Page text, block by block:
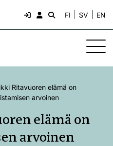
FI SV EN
Ritavuoren elämä on
arvoinen
elämä on
arvoinen